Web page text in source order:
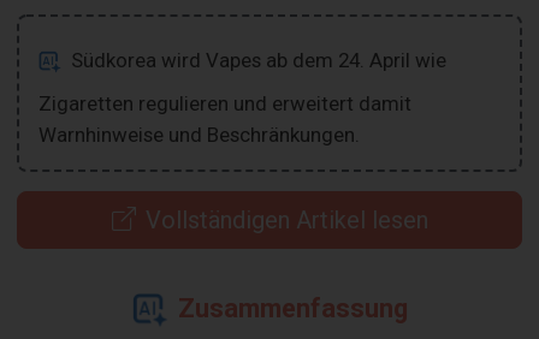
Südkorea wird Vapes ab dem 24. April wie
Zigaretten regulieren und erweitert damit
Warnhinweise und Beschränkungen.
Vollständigen Artikel lesen
Zusammenfassung